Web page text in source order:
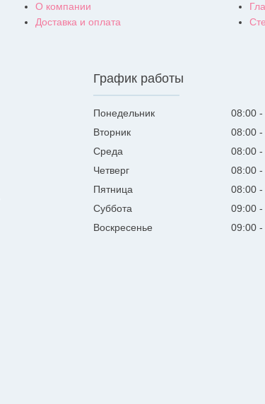
О компании
Доставка и оплата
График работы
Понедельник 08:00
Вторник
08:00
Среда
08:00
Четверг
08:00
Пятница
08:00
Суббота
09:00
Воскресенье
09:00